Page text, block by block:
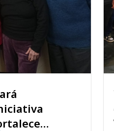
Taller de
da inicio a
Vivas” en la